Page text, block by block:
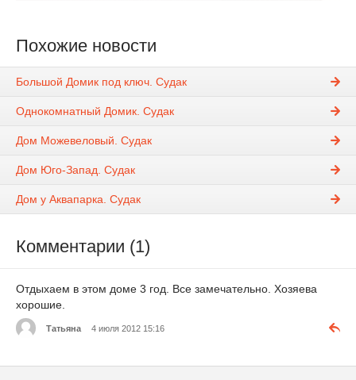
Похожие новости
Большой Домик под ключ. Судак
Однокомнатный Домик. Судак
Дом Можевеловый. Судак
Дом Юго-Запад. Судак
Дом у Аквапарка. Судак
Комментарии (1)
Отдыхаем в этом доме 3 год. Все замечательно. Хозяева
хорошие.
Татьяна 4 июля 2012 15:16